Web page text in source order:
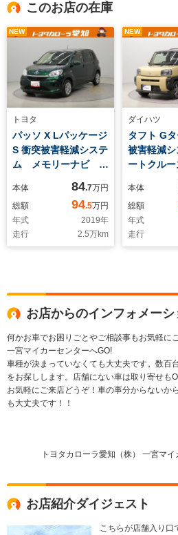
このお店の在庫
NEW
トヨタ
パッソ X Lパッケージ
S 衝突被害軽減システ
ム メモリーナビ ワ
ラ ETC CD ミュ
ージックプレイヤー接
続可 LEDヘッドラン
プ ベンチシート ス
マートキー キーレ
本体 84.7万円
総額
94.5万円
年式
2019年
走行
2.5万km
NEW
ダイハツ
タフト G
被害軽減
ートクル
プ スマ
ーレス ア
ストップ
ー
本体
総額
年式
走行
お店からのインフォメーシ
何かお車でお困りごとやご相談事もお気軽に
一宮マイカーセンターへGO!
車種が決まっていなくても大丈夫です。数百
をお探しします。店舗にない車は取り寄せも
お気軽にご来店どうぞ！車の事分からないか
も大丈夫です！！
トヨタカローラ愛知（株） 一宮マ
お店紹介ダイジェスト
こちらが店舗入り口